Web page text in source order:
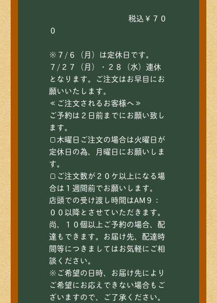
税込￥７０
０
※７/６（月）は定休日です。
７/２７（月）・２８（水）連休
となります。ご注文はお早目にお
願いいたします。
≪ご注文されるお客様へ≫
ご予約は２日前までにお願い致し
ます。
🍞木曜日ご注文の場合は火曜日が
定休日の為、月曜日にお願いしま
す。
🍞ご注文数が２０ケ以上になる場
合は１週間前でお願いします。
店頭での受け渡し時間はAM９：
００以降とさせていただきます。
尚、１０個以上ご予約の場合、配
達もできます。お届け先、配達時
間等につきましてはお気軽にご相
談ください。
※ご希望の日時、お届け先により
ご希望にお応えできない場合もご
ざいますので、ご了承ください。